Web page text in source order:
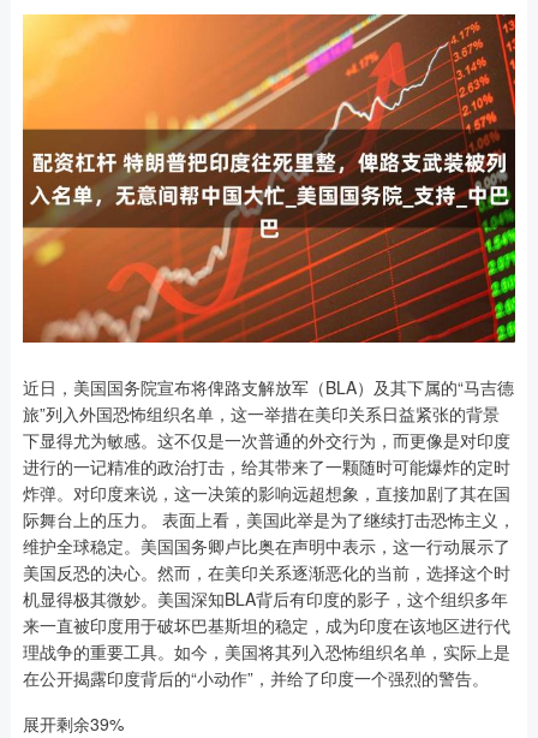
近日，美国国务院宣布将俾路支解放军（BLA）及其下属的“马吉德
旅”列入外国恐怖组织名单，这一举措在美印关系日益紧张的背景
下显得尤为敏感。这不仅是一次普通的外交行为，而更像是对印度
进行的一记精准的政治打击，给其带来了一颗随时可能爆炸的定时
炸弹。对印度来说，这一决策的影响远超想象，直接加剧了其在国
际舞台上的压力。 表面上看，美国此举是为了继续打击恐怖主义，
维护全球稳定。美国国务卿卢比奥在声明中表示，这一行动展示了
美国反恐的决心。然而，在美印关系逐渐恶化的当前，选择这个时
机显得极其微妙。美国深知BLA背后有印度的影子，这个组织多年
来一直被印度用于破坏巴基斯坦的稳定，成为印度在该地区进行代
理战争的重要工具。如今，美国将其列入恐怖组织名单，实际上是
在公开揭露印度背后的“小动作”，并给了印度一个强烈的警告。
展开剩余39%